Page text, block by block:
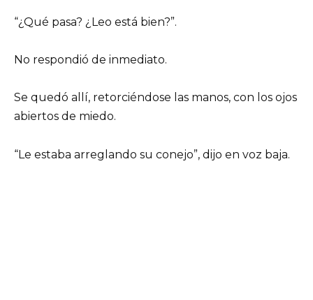
“¿Qué pasa? ¿Leo está bien?”.
No respondió de inmediato.
Se quedó allí, retorciéndose las manos, con los ojos
abiertos de miedo.
“Le estaba arreglando su conejo”, dijo en voz baja.